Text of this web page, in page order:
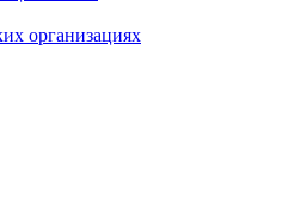
организациях